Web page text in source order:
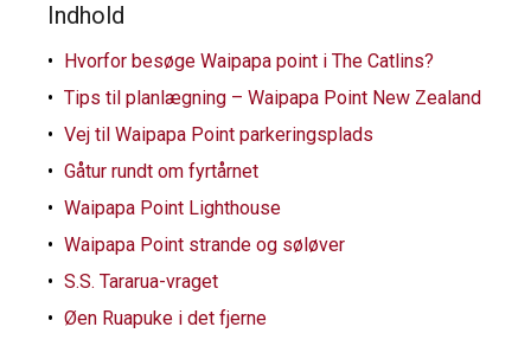
Indhold
Hvorfor besøge Waipapa point i The Catlins?
Tips til planlægning – Waipapa Point New Zealand
Vej til Waipapa Point parkeringsplads
Gåtur rundt om fyrtårnet
Waipapa Point Lighthouse
Waipapa Point strande og søløver
S.S. Tararua-vraget
Øen Ruapuke i det fjerne